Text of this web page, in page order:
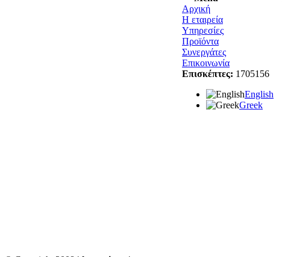
Αρχική
Η εταιρεία
Υπηρεσίες
Προϊόντα
Συνεργάτες
Επικοινωνία
Επισκέπτες: 1705156
English
Greek